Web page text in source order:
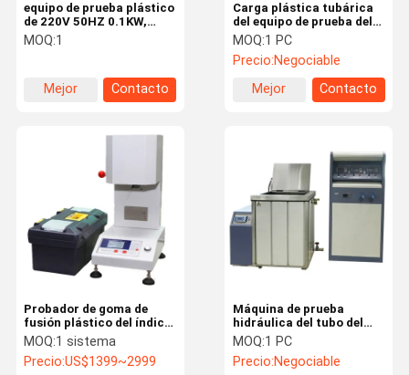
Carga plástica tubárica
del equipo de prueba del
Pvc Ring Loop 0.75KW
100KN
MOQ:1 PC
Precio:Negociable
Mejor
Contacto
equipo de prueba plástico
de 220V 50HZ 0.1KW,
probador del impacto del
péndulo de 180 Izod
MOQ:1
Mejor
Contacto
Máquina de prueba
hidráulica del tubo del
PVC PE, máquina de
prueba hidráulica de
presión de ISO13479
MOQ:1 PC
Precio:Negociable
Probador de goma de
fusión plástico del índice
del flujo del derretimiento
del equipo de prueba de
los PP PE
MOQ:1 sistema
Precio:US$1399~2999